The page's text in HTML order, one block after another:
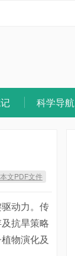
科学导航
文PDF文件
动力。传
抗旱策略
物演化及